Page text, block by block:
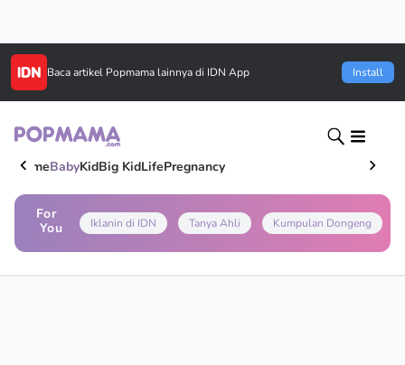
Baca artikel Popmama lainnya di IDN App Install
HomeBabyKidBig KidLifePregnancy
For
You
Iklanin di IDN Tanya Ahli Kumpulan Dongeng